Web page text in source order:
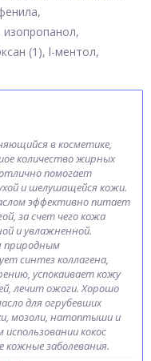
(1), l-ментол,
в косметике,
количество жирных
помогает
и шелушащейся кожи.
эффективно питает
за счет чего кожа
и увлажненной.
природным
синтез коллагена,
успокаивает кожу
лечит ожоги. Хорошо
для огрубевших
мозоли, натоптыши и
кокос
заболевания.